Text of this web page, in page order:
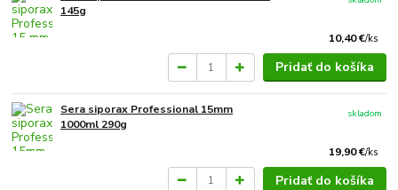
145g
10,40 €/ks
Pridať do košíka
Sera siporax Professional 15mm
1000ml 290g
19,90 €/ks
skladom
Pridať do košíka